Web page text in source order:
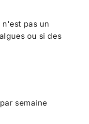
pas un
ou si des
semaine